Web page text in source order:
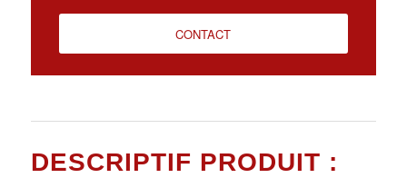
CONTACT
DESCRIPTIF PRODUIT :